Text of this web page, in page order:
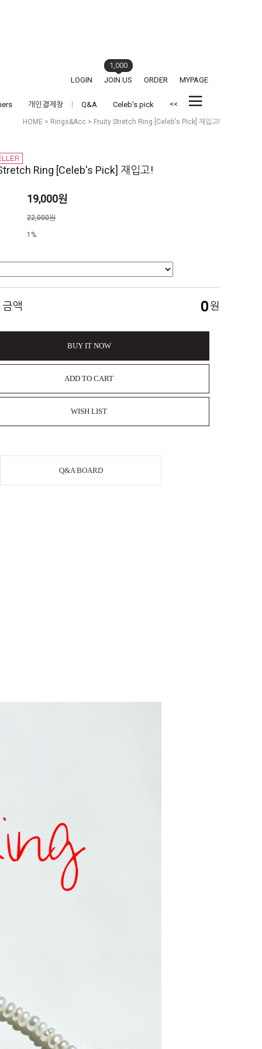
LOGIN JOIN US
1,000
ORDER
MYPAGE
개인결제창 Q&A Celeb's pick <<
HOME > Rings&Acc > Fruity Stretch Ring [Celeb's Pick] 재입고!
Ring [Celeb's Pick] 재입고!
19,000원
22,000원
1%
금액 0원
BUY IT NOW
ADD TO CART
WISH LIST
Q&A BOARD